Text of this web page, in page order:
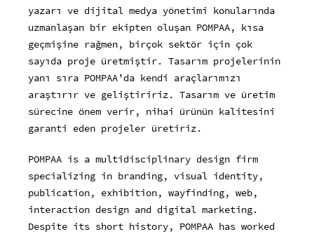
yazarı ve dijital medya yönetimi konularında
uzmanlaşan bir ekipten oluşan POMPAA, kısa
geçmişine rağmen, birçok sektör için çok
sayıda proje üretmiştir. Tasarım projelerinin
yanı sıra POMPAA’da kendi araçlarımızı
araştırır ve geliştiririz. Tasarım ve üretim
sürecine önem verir, nihai ürünün kalitesini
garanti eden projeler üretiriz.
POMPAA is a multidisciplinary design firm
specializing in branding, visual identity,
publication, exhibition, wayfinding, web,
interaction design and digital marketing.
Despite its short history, POMPAA has worked